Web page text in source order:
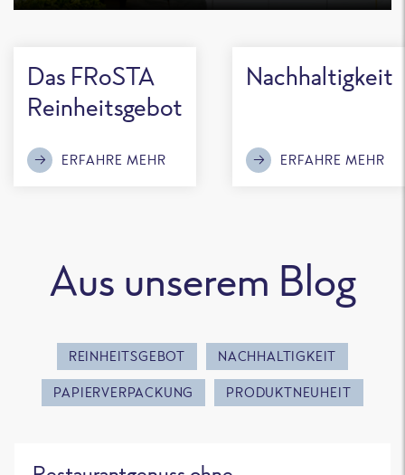
Das FRoSTA
Reinheitsgebot
ERFAHRE MEHR
Nachhaltigkeit
ERFAHRE MEHR
Aus unserem Blog
REINHEITSGEBOT NACHHALTIGKEIT
PAPIERVERPACKUNG PRODUKTNEUHEIT